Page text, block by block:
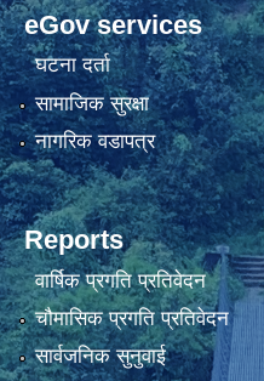
eGov services
घटना दर्ता
सामाजिक सुरक्षा
नागरिक वडापत्र
Reports
वार्षिक प्रगति प्रतिवेदन
चौमासिक प्रगति प्रतिवेदन
सार्वजनिक सुनुवाई